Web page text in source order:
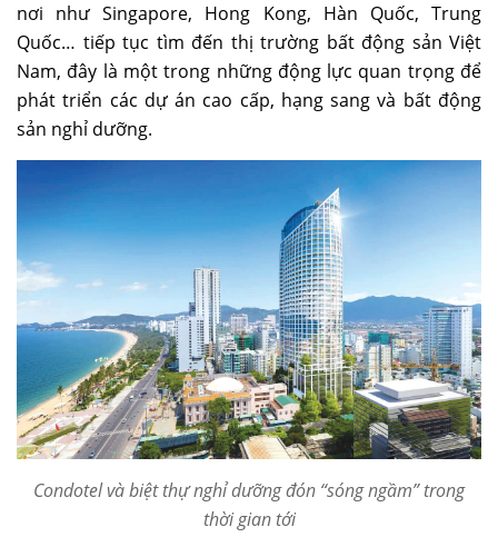
nơi như Singapore, Hong Kong, Hàn Quốc, Trung
Quốc… tiếp tục tìm đến thị trường bất động sản Việt
Nam, đây là một trong những động lực quan trọng để
phát triển các dự án cao cấp, hạng sang và bất động
sản nghỉ dưỡng.
Condotel và biệt thự nghỉ dưỡng đón “sóng ngầm” trong
thời gian tới